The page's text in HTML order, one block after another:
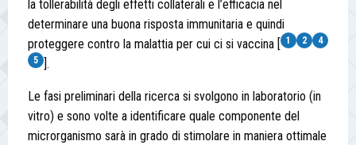
la tollerabilità degli effetti collaterali e l’efficacia nel
determinare una buona risposta immunitaria e quindi
proteggere contro la malattia per cui ci si vaccina [
1 2
4
5
].
Le fasi preliminari della ricerca si svolgono in laboratorio (in
vitro) e sono volte a identificare quale componente del
microrganismo sarà in grado di stimolare in maniera ottimale